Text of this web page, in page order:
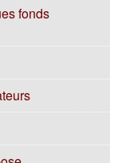
fonds